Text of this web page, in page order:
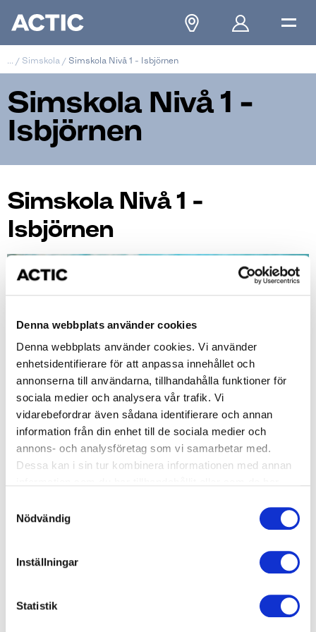
Denna webbplats använder cookies
Denna webbplats använder cookies. Vi använder
enhetsidentifierare för att anpassa innehållet och
annonserna till användarna, tillhandahålla funktioner för
sociala medier och analysera vår trafik. Vi
vidarebefordrar även sådana identifierare och annan
information från din enhet till de sociala medier och
annons- och analysföretag som vi samarbetar med.
Dessa kan i sin tur kombinera informationen med annan
Nödvändig
Inställningar
Statistik
/ Simskola / Simskola Nivå 1 - Isbjörnen
Simskola Nivå 1 -
Isbjörnen
Simskola Nivå 1 -
Isbjörnen
Isbjörnen hos Actic är första steget i simkunskap för
barn från 5 år, utan krav på tidigare erfarenhet. Här
fokuserar vi på att skapa vattenvana - barnen får hoppa
från kanten med huvudet under vattnet, doppa ansiktet,
glida på mage och testa benspark och bentag. Kursen
hålls på flera anläggningar och ger en trygg, lekfull start